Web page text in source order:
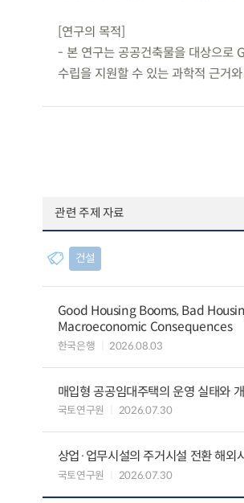
[연구의 목적]
- 본 연구는 공공건축물을 대상으로
수립을 지원할 수 있는 과학적 근거
관련 주제 자료
건설
Good Housing Booms, Bad
Macroeconomic Consequences
한국은행 2026.08.03
매입형 공공임대주택의 운영 실태와
국토연구원 2026.07.30
상업·업무시설의 주거시설 전환 해외
국토연구원 2026.07.30